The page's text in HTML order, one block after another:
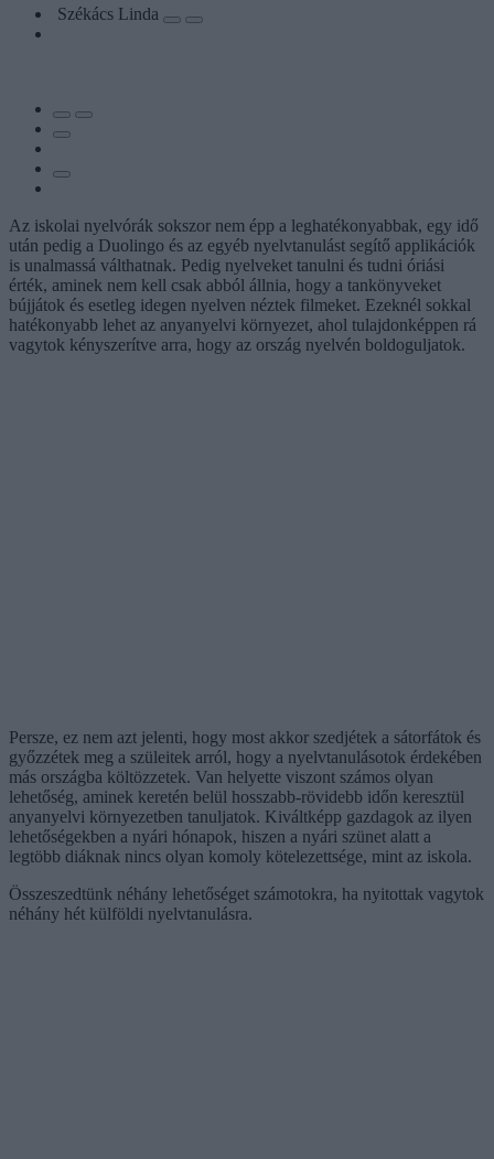
Székács Linda
Az iskolai nyelvórák sokszor nem épp a leghatékonyabbak, egy idő
után pedig a Duolingo és az egyéb nyelvtanulást segítő applikációk
is unalmassá válthatnak. Pedig nyelveket tanulni és tudni óriási
érték, aminek nem kell csak abból állnia, hogy a tankönyveket
bújjátok és esetleg idegen nyelven néztek filmeket. Ezeknél sokkal
hatékonyabb lehet az anyanyelvi környezet, ahol tulajdonképpen rá
vagytok kényszerítve arra, hogy az ország nyelvén boldoguljatok.
Persze, ez nem azt jelenti, hogy most akkor szedjétek a sátorfátok és
győzzétek meg a szüleitek arról, hogy a nyelvtanulásotok érdekében
más országba költözzetek. Van helyette viszont számos olyan
lehetőség, aminek keretén belül hosszabb-rövidebb időn keresztül
anyanyelvi környezetben tanuljatok. Kiváltképp gazdagok az ilyen
lehetőségekben a nyári hónapok, hiszen a nyári szünet alatt a
legtöbb diáknak nincs olyan komoly kötelezettsége, mint az iskola.
Összeszedtünk néhány lehetőséget számotokra, ha nyitottak vagytok
néhány hét külföldi nyelvtanulásra.